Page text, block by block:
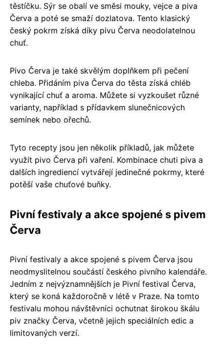
těstíčku. Sýr se obalí ve směsi mouky, vejce a piva
Červa a poté se smaží dozlatova. Tento klasický
český pokrm získá díky pivu Červa neodolatelnou
chuť.
Pivo Červa je také skvělým doplňkem při pečení
chleba. Přidáním piva Červa do těsta získá chléb
vynikající chuť a aroma. Můžete si vyzkoušet různé
varianty, například s přídavkem slunečnicových
semínek nebo ořechů.
Tyto recepty jsou jen několik příkladů, jak můžete
využít pivo Červa při vaření. Kombinace chuti piva a
dalších ingrediencí vytvářejí jedinečné pokrmy, které
potěší vaše chuťové buňky.
Pivní festivaly a akce spojené s pivem
Červa
Pivní festivaly a akce spojené s pivem Červa jsou
neodmyslitelnou součástí českého pivního kalendáře.
Jedním z nejvýznamnějších je Pivní festival Červa,
který se koná každoročně v létě v Praze. Na tomto
festivalu mohou návštěvníci ochutnat širokou škálu
piv značky Červa, včetně jejich speciálních edic a
limitovaných verzí.